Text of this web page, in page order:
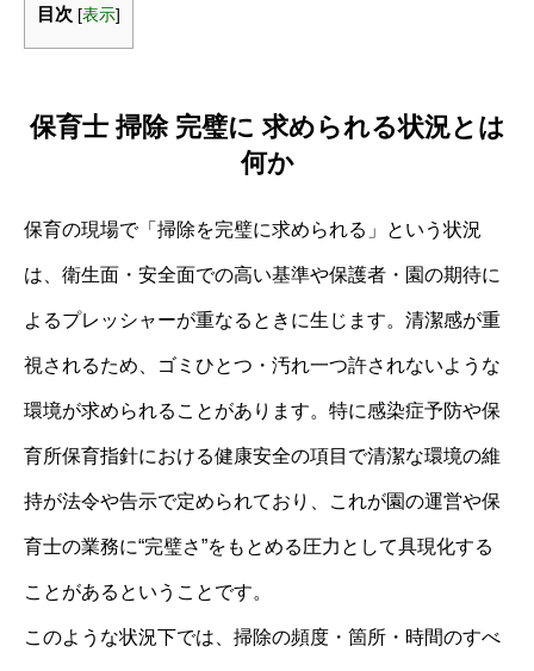
目次 [表示]
保育士 掃除 完璧に 求められる状況とは
何か
保育の現場で「掃除を完璧に求められる」という状況
は、衛生面・安全面での高い基準や保護者・園の期待に
よるプレッシャーが重なるときに生じます。清潔感が重
視されるため、ゴミひとつ・汚れ一つ許されないような
環境が求められることがあります。特に感染症予防や保
育所保育指針における健康安全の項目で清潔な環境の維
持が法令や告示で定められており、これが園の運営や保
育士の業務に“完璧さ”をもとめる圧力として具現化する
ことがあるということです。
このような状況下では、掃除の頻度・箇所・時間のすべ